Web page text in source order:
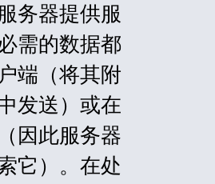
务器提供服
需的数据都
端（将其附
发送）或在
因此服务器
它）。在处